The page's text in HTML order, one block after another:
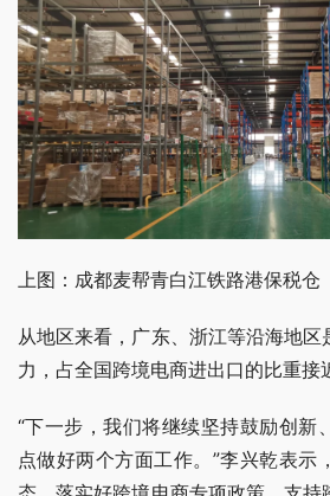
上图：成都麦帮青白江铁路港保税仓
从地区来看，广东、浙江等沿海地
力，占全国跨境电商进出口的比重接
“下一步，我们将继续坚持鼓励创新
点做好两个方面工作。”李兴乾表示